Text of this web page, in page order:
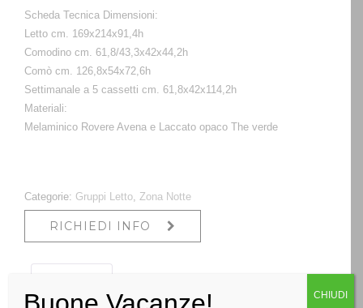
Scheda Tecnica Dimensioni:
Letto cm. 169x214x91,4h
Comodino cm. 61,8/43,3x42x44,2h
Comò cm. 126,8x54x72,6h
Settimanale a 5 cassetti cm. 61,8x42x114,2h
Materiali:
Melaminico Rovere Avena e Laccato opaco The verde
Categorie: Gruppi Letto Zona Notte
RICHIEDI INFO
CHIUDI